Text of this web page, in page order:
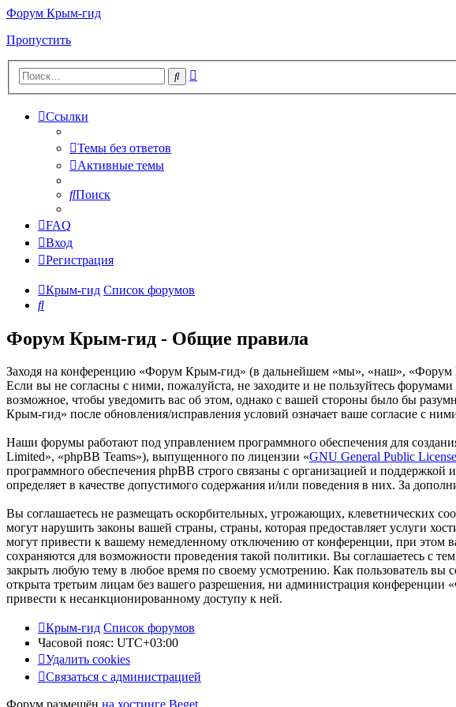
Форум Крым-гид
Пропустить
Поиск
Ссылки
Темы без ответов
Активные темы
Поиск
FAQ
Вход
Регистрация
Крым-гид Список форумов
Поиск
Форум Крым-гид - Общие правила
Заходя на конференцию «Форум Крым-гид» (в дальнейшем «мы», «наш», «Форум
Если вы не согласны с ними, пожалуйста, не заходите и не пользуйтесь
возможное, чтобы уведомить вас об этом, однако с вашей стороны было бы
Крым-гид» после обновления/исправления условий означает ваше согласие с
Наши форумы работают под управлением программного обеспечения для
Limited», «phpBB Teams»), выпущенного по лицензии «GNU General Public
программного обеспечения phpBB строго связаны с организацией и
определяет в качестве допустимого содержания и/или поведения в них. За
Вы соглашаетесь не размещать оскорбительных, угрожающих, клеветнических
могут нарушить законы вашей страны, страны, которая предоставляет услуги
могут привести к вашему немедленному отключению от конференции, при этом
сохраняются для возможности проведения такой политики. Вы соглашаетесь с
закрыть любую тему в любое время по своему усмотрению. Как пользователь вы
открыта третьим лицам без вашего разрешения, ни администрация
привести к несанкционированному доступу к ней.
Крым-гид Список форумов
Часовой пояс: UTC+03:00
Удалить cookies
Связаться с администрацией